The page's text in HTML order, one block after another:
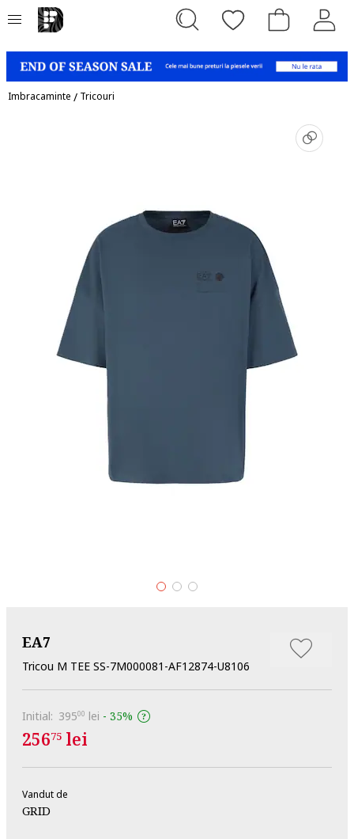
Imbracaminte / Tricouri
EA7
Tricou M TEE SS-7M000081-AF12874-U8106
Initial: 39500 lei - 35%
25675 lei
Vandut de
GRID